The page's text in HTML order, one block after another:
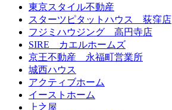
東京スタイル不動産
スターツピタットハウス 荻窪店
フジミハウジング 高円寺店
SIRE カエルホームズ
京王不動産 永福町営業所
城西ハウス
アクティブホーム
イーストホーム
上之屋